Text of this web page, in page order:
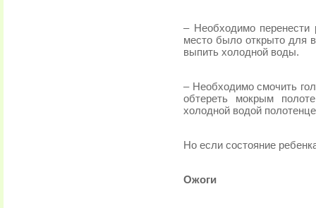
– Необходимо перенести
место было открыто для
выпить холодной воды.
– Необходимо смочить
обтереть мокрым
холодной водой
Но если состояние
Ожоги